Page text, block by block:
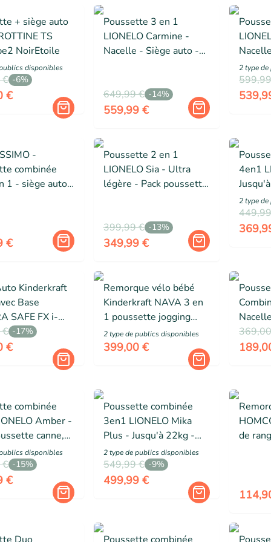
+ siège auto
TS
NoirEtoile
s disponibles
€ -6%
€
Poussette 3 en 1
LIONELO Carmine -
Nacelle - Siège auto -
Jusqu'à 22kg - Gris
649,99 € -14%
559,99 €
Sac à
pluie -
2type
-
combinée
1 - siège auto
€
Poussette 2 en 1
LIONELO Sia - Ultra
légère - Pack poussette
Couvre-jambes - Vert
399,99 € -13%
349,99 €
4en1
Siège
2type
Kinderkraft
Base
SAFE FX i-
Léger 3,2
Organisateur
€ -17%
€
Remorque vélo bébé
Kinderkraft NAVA 3 en
1 poussette jogging
pliable 2 enfants tout-
terrain Bleu
2 type de publics disponibles
399,00 €
Haute
combinée
Amber -
canne,
Sac et
- Grand
-
s disponibles
€ -15%
€
Poussette combinée
3en1 LIONELO Mika
Plus - Jusqu'à 22kg -
Pack poussette Trio,
Nacelle, Siege auto et
accessoires - Vert
2 type de publics disponibles
549,99 € -9%
499,99 €
de